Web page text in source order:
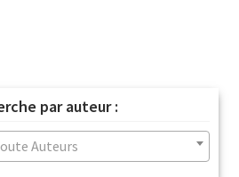
par auteur :
Auteurs